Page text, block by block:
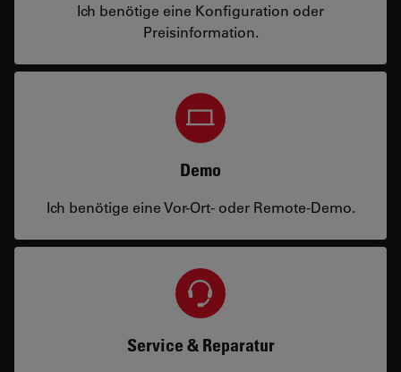
Ich benötige eine Konfiguration oder
Preisinformation.
Demo
Ich benötige eine Vor-Ort- oder Remote-Demo.
Service & Reparatur